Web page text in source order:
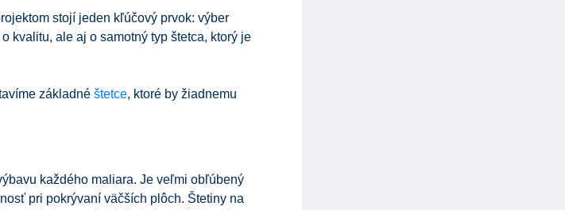
stojí jeden kľúčový prvok: výber
kvalitu, ale aj o samotný typ štetca, ktorý je
základné štetce, ktoré by žiadnemu
každého maliara. Je veľmi obľúbený
pri pokrývaní väčších plôch. Štetiny na